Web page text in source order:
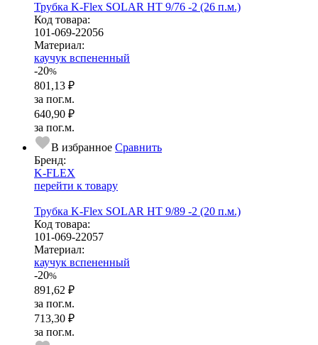
Трубка K-Flex SOLAR HT 9/76 -2 (26 п.м.)
Код товара:
101-069-22056
Ма­­те­­ри­­ал:
каучук вспененный
-20%
801,13 ₽
за пог.м.
640,90 ₽
за пог.м.
В избранное Сравнить
Бренд:
K-FLEX
перейти к товару
Трубка K-Flex SOLAR HT 9/89 -2 (20 п.м.)
Код товара:
101-069-22057
Ма­­те­­ри­­ал:
каучук вспененный
-20%
891,62 ₽
за пог.м.
713,30 ₽
за пог.м.